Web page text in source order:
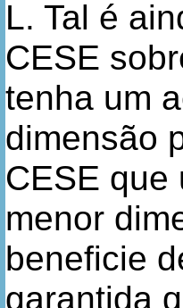
L. Tal é
CESE
tenha um
dimensão
CESE que
menor
beneficie
garantida